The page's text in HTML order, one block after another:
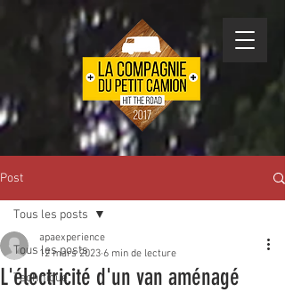
Post
Tous les posts
Technique
Tous les posts
L'électricité d'un van aménagé
apaexperience
12 mars 2023 6 min de lecture